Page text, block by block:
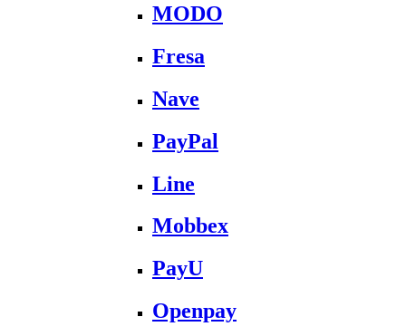
MODO
Fresa
Nave
PayPal
Line
Mobbex
PayU
Openpay